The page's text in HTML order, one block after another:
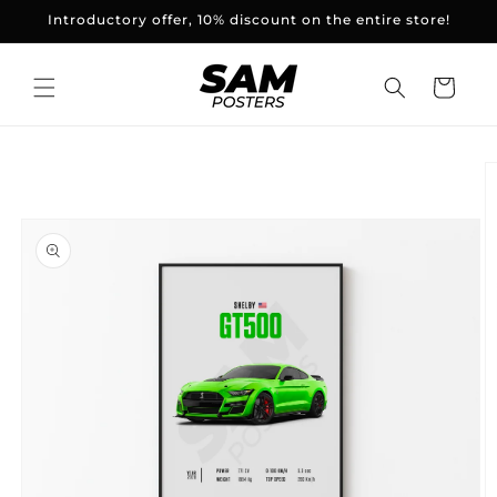
and
Introductory offer, 10% discount on the entire store!
Basket